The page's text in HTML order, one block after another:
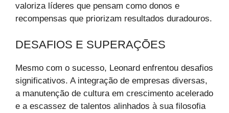
valoriza líderes que pensam como donos e
recompensas que priorizam resultados duradouros.
DESAFIOS E SUPERAÇÕES
Mesmo com o sucesso, Leonard enfrentou desafios
significativos. A integração de empresas diversas,
a manutenção de cultura em crescimento acelerado
e a escassez de talentos alinhados à sua filosofia